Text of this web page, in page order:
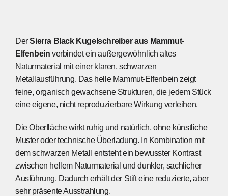
DerSierra Black Kugelschreiber aus Mammut-
Elfenbein verbindet ein außergewöhnlich altes
Naturmaterial mit einer klaren, schwarzen
Metallausführung. Das helle Mammut-Elfenbein zeigt
feine, organisch gewachsene Strukturen, die jedem Stück
eine eigene, nicht reproduzierbare Wirkung verleihen.
Die Oberfläche wirkt ruhig und natürlich, ohne künstliche
Muster oder technische Überladung. In Kombination mit
dem schwarzen Metall entsteht ein bewusster Kontrast
zwischen hellem Naturmaterial und dunkler, sachlicher
Ausführung. Dadurch erhält der Stift eine reduzierte, aber
sehr präsente Ausstrahlung.